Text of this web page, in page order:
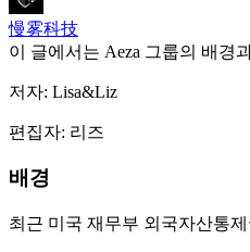
慢雾科技
이 글에서는 Aeza 그룹의 배경
저자: Lisa&Liz
편집자: 리즈
배경
최근 미국 재무부 외국자산통